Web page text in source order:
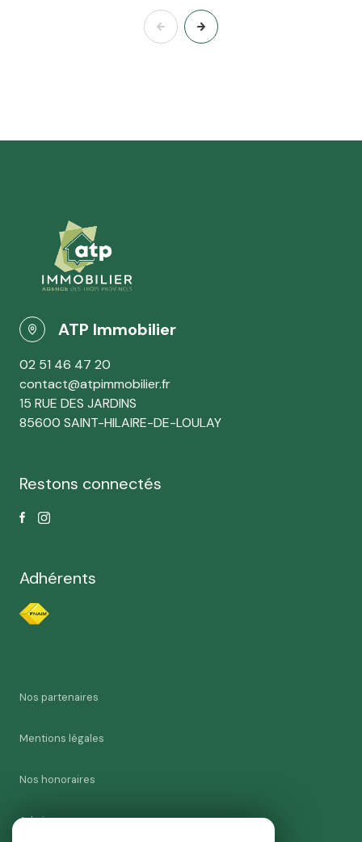
ATP Immobilier
02 51 46 47 20
contact@atpimmobilier.fr
15 RUE DES JARDINS
85600 SAINT-HILAIRE-DE-LOULAY
Restons connectés
Adhérents
Nos partenaires
Mentions légales
Nos honoraires
Admin